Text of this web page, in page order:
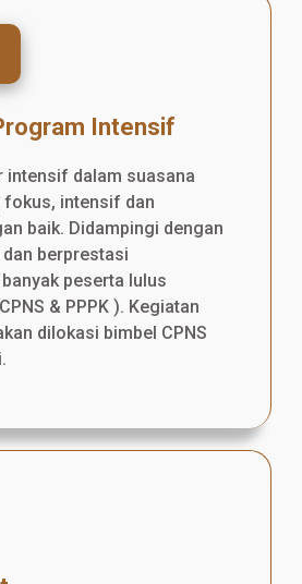
Intensif
intensif dalam suasana
fokus, intensif dan
baik. Didampingi dengan
berprestasi
peserta lulus
& PPPK ). Kegiatan
dilokasi bimbel CPNS